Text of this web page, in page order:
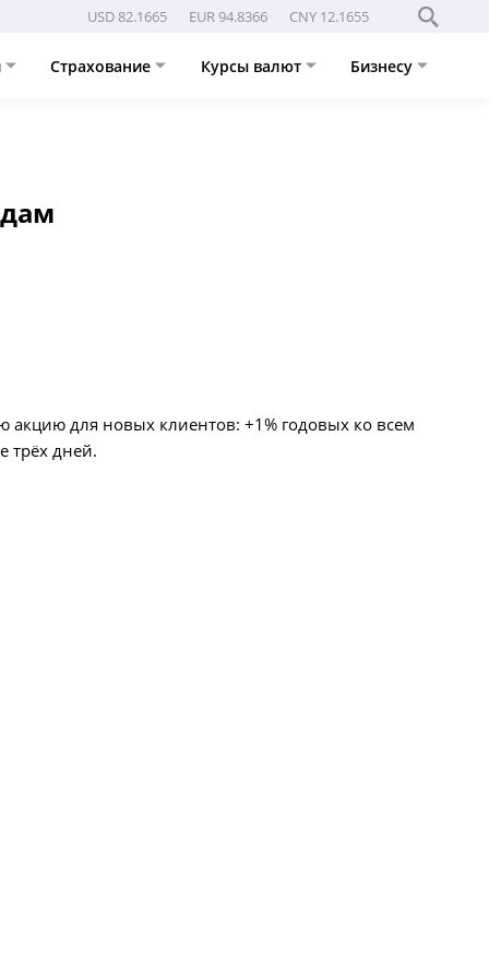
USD 82.1665 EUR 94.8366 CNY 12.1655
Страхование Курсы валют Бизнесу
акцию для новых клиентов: +1% годовых ко всем
трёх дней.